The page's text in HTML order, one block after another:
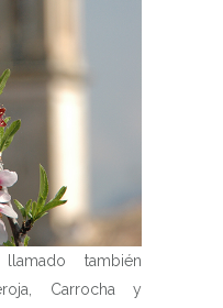
también
Carrocha y